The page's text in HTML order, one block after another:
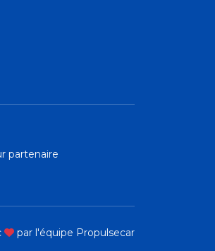
partenaire
par l'équipe Propulsecar